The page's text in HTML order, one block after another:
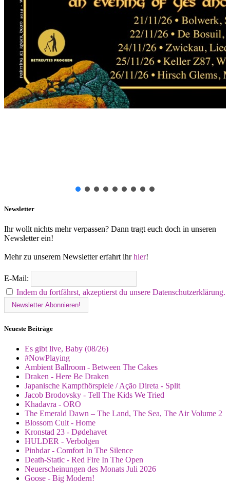
Newsletter
Ihr wollt nichts mehr verpassen? Dann tragt euch doch in unseren
Newsletter ein!
Mehr zu unserem Newsletter erfahrt ihrhier!
E-Mail:
Indem du fortfährst, akzeptierst du unsere Datenschutzerklärung.
Neueste Beiträge
Es gibt live, Baby (08/26)
#NowPlaying
Ambient Ballroom - Between The Cakes
Draken - Here Be Draken
Japanische Kampfhörspiele / Ação Direta - Split
Jacob Brodovsky - Tell The Kids We Tried
Khadavra - ORO
The Emerald Dawn – The Land, The Sea, The Air Volume 2
Blossom Cult - Home
Kronstad 23 - Dødehavet
HULDER - Verbolgen
Pinhdar - Comfort In The Silence
Death-Static - Red Fire In The Open
Neuerscheinungen des Monats Juli 2026
Goose - Big Modern!